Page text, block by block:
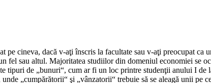
pe cineva, dacă v-aţi înscris la facultate sau v-aţi preocupat
fel sau altul. Majoritatea studiilor din domeniul economiei se
tipuri de „bunuri“, cum ar fi un loc printre studenţii anului I
„cumpărătorii“ şi „vânzatorii“ trebuie să se aleagă unii